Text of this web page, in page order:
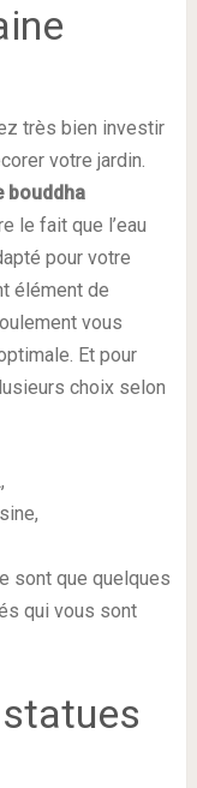
très bien investir
votre jardin.
bouddha
le fait que l’eau
pour votre
élément de
vous
Et pour
choix selon
sont que quelques
qui vous sont